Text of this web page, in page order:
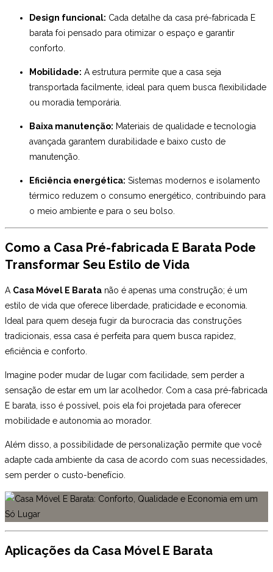
Design funcional: Cada detalhe da casa pré-fabricada E
barata foi pensado para otimizar o espaço e garantir
conforto.
Mobilidade: A estrutura permite que a casa seja
transportada facilmente, ideal para quem busca flexibilidade
ou moradia temporária.
Baixa manutenção: Materiais de qualidade e tecnologia
avançada garantem durabilidade e baixo custo de
manutenção.
Eficiência energética: Sistemas modernos e isolamento
térmico reduzem o consumo energético, contribuindo para
o meio ambiente e para o seu bolso.
Como a Casa Pré-fabricada E Barata Pode
Transformar Seu Estilo de Vida
A Casa Móvel E Barata não é apenas uma construção; é um
estilo de vida que oferece liberdade, praticidade e economia.
Ideal para quem deseja fugir da burocracia das construções
tradicionais, essa casa é perfeita para quem busca rapidez,
eficiência e conforto.
Imagine poder mudar de lugar com facilidade, sem perder a
sensação de estar em um lar acolhedor. Com a casa pré-fabricada
E barata, isso é possível, pois ela foi projetada para oferecer
mobilidade e autonomia ao morador.
Além disso, a possibilidade de personalização permite que você
adapte cada ambiente da casa de acordo com suas necessidades,
sem perder o custo-benefício.
Aplicações da Casa Móvel E Barata